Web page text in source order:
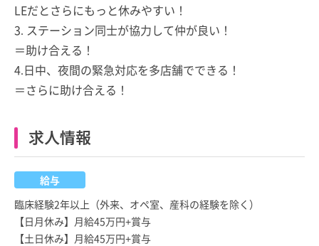
LEだとさらにもっと休みやすい！
3. ステーション同士が協力して仲が良い！
＝助け合える！
4.日中、夜間の緊急対応を多店舗でできる！
＝さらに助け合える！
求人情報
給与
臨床経験2年以上（外来、オペ室、産科の経験を除く）
【日月休み】月給45万円+賞与
【土日休み】月給45万円+賞与